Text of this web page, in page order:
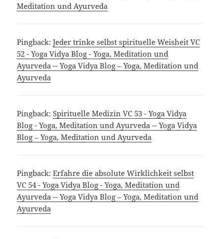
Meditation und Ayurveda
Pingback:Jeder trinke selbst spirituelle Weisheit VC
52 - Yoga Vidya Blog - Yoga, Meditation und
Ayurveda -- Yoga Vidya Blog – Yoga, Meditation und
Ayurveda
Pingback:Spirituelle Medizin VC 53 - Yoga Vidya
Blog - Yoga, Meditation und Ayurveda -- Yoga Vidya
Blog – Yoga, Meditation und Ayurveda
Pingback:Erfahre die absolute Wirklichkeit selbst
VC 54 - Yoga Vidya Blog - Yoga, Meditation und
Ayurveda -- Yoga Vidya Blog – Yoga, Meditation und
Ayurveda